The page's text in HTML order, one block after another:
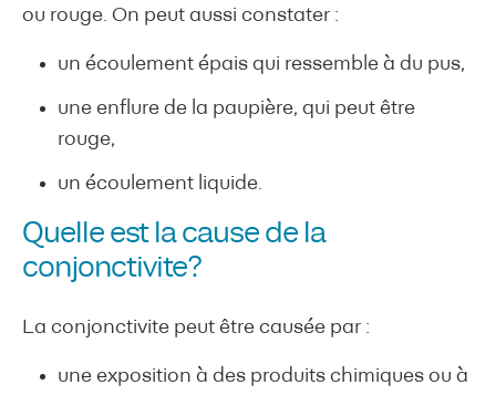
ou rouge. On peut aussi constater :
un écoulement épais qui ressemble à du pus,
une enflure de la paupière, qui peut être
rouge,
un écoulement liquide.
Quelle est la cause de la
conjonctivite?
La conjonctivite peut être causée par :
une exposition à des produits chimiques ou à